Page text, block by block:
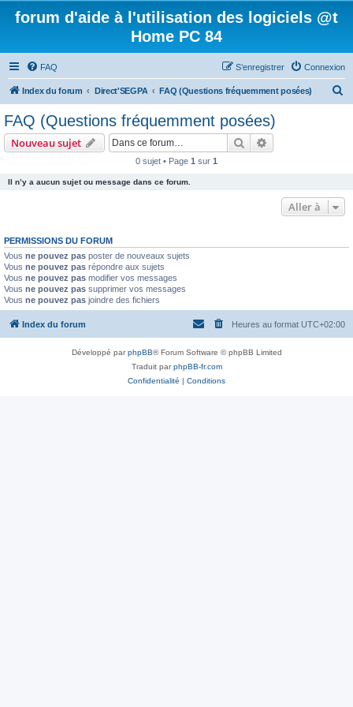
forum d'aide à l'utilisation des logiciels @t
Home PC 84
FAQ Connexion
S’enregistrer
Index du forum Direct'SEGPA FAQ (Questions fréquemment posées)
FAQ (Questions fréquemment posées)
Nouveau sujet Rechercher
0 sujet • Page 1 sur 1
Il n’y a aucun sujet ou message dans ce forum.
Aller à
PERMISSIONS DU FORUM
Vous ne pouvez pas poster de nouveaux sujets
Vous ne pouvez pas répondre aux sujets
Vous ne pouvez pas modifier vos messages
Vous ne pouvez pas supprimer vos messages
Vous ne pouvez pas joindre des fichiers
Index du forum Heures au format UTC+02:00
Développé parphpBB® Forum Software © phpBB Limited
Traduit parphpBB-fr.com
Confidentialité | Conditions